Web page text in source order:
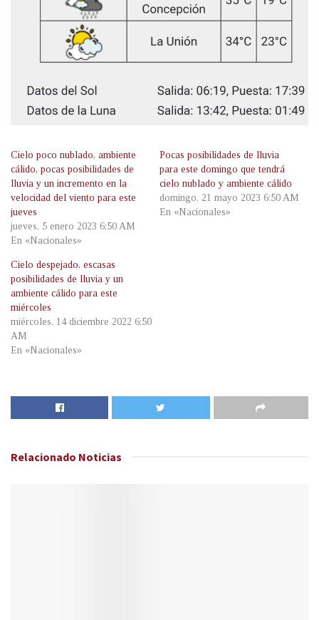
Cielo poco nublado, ambiente
cálido, pocas posibilidades de
lluvia y un incremento en la
velocidad del viento para este
jueves
jueves, 5 enero 2023 6:50 AM
En «Nacionales»
Pocas posibilidades de lluvia
para este domingo que tendrá
cielo nublado y ambiente cálido
domingo, 21 mayo 2023 6:50 AM
En «Nacionales»
Cielo despejado, escasas
posibilidades de lluvia y un
ambiente cálido para este
miércoles
miércoles, 14 diciembre 2022 6:50
AM
En «Nacionales»
Relacionado Noticias